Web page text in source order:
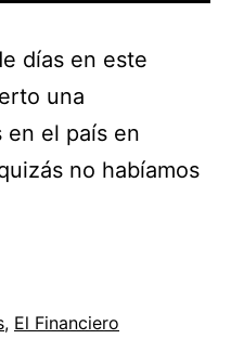
días en este
una
el país en
no habíamos
, El Financiero